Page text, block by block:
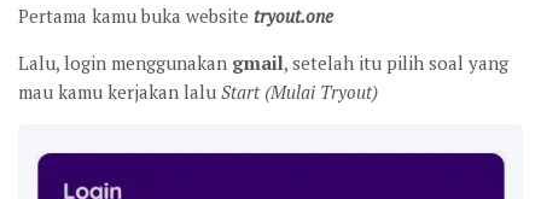
Pertama kamu buka website tryout.one
Lalu, login menggunakan gmail, setelah itu pilih soal yang
mau kamu kerjakan lalu Start (Mulai Tryout)